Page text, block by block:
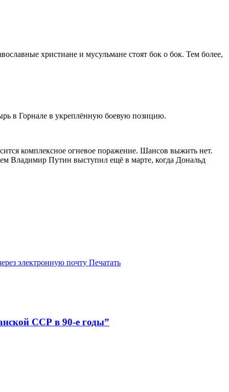
христиане и мусульмане стоят бок о бок. Тем более,
в Горнале в укреплённую боевую позицию.
комплексное огневое поражение. Шансов выжить нет.
Владимир Путин выступил ещё в марте, когда Дональд
электронную почту Печатать
ССР в 90-е годы”